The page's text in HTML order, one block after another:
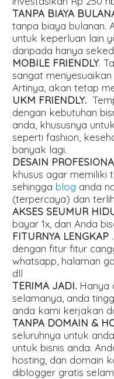
TANPA BIAYA
tanpa biaya bulanan.
untuk keperluan lain
daripada hanya
MOBILE FRIENDLY.
sangat
Artinya, akan tetap
UKM FRIENDLY.
dengan kebutuhan
anda, khususnya
seperti fashion,
banyak lagi.
DESAIN
khusus agar memiliki
sehinggablog anda
(terpercaya) dan
AKSES SEUMUR
bayar 1x, dan Anda
FITURNYA LENGKAP
dengan fitur fitur
whatsapp, halaman
dll
TERIMA JADI. Hanya
selamanya, anda
anda kami kerjakan
TANPA DOMAIN &
seluruhnya untuk
untuk bisnis anda.
hosting, dan domain
diblogger gratis